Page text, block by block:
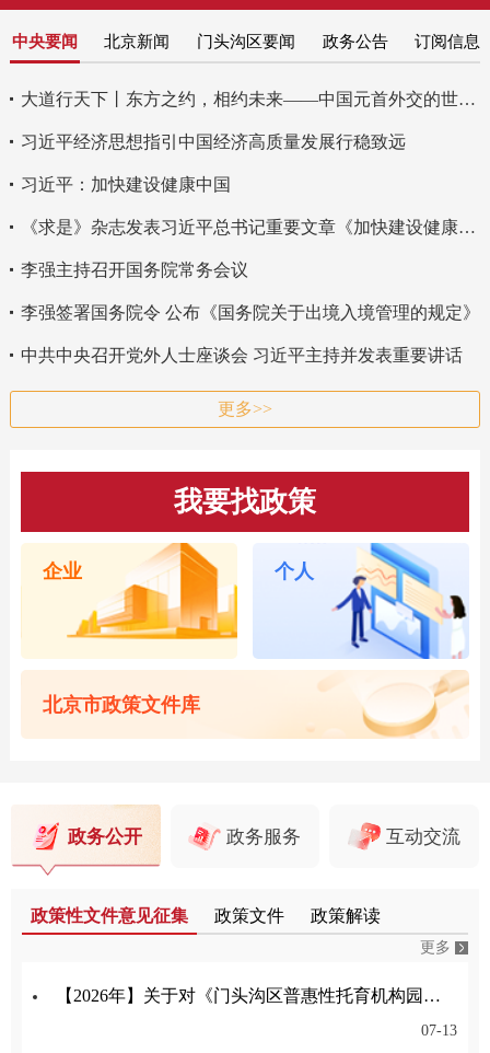
中央要闻 北京新闻 门头沟区要闻 政务公告 订阅信息
大道行天下丨东方之约，相约未来——中国元首外交的世界情怀与大国气派
习近平经济思想指引中国经济高质量发展行稳致远
习近平：加快建设健康中国
《求是》杂志发表习近平总书记重要文章《加快建设健康中国》
李强主持召开国务院常务会议
李强签署国务院令 公布《国务院关于出境入境管理的规定》
中共中央召开党外人士座谈会 习近平主持并发表重要讲话
更多>>
我要找政策
企业 个人
北京市政策文件库
政务公开 政务服务 互动交流
政策性文件意见征集 政策文件 政策解读
更多
【2026年】关于对《门头沟区普惠性托育机构园所认定与管理实施细则》公开征集意见的公告
07-13